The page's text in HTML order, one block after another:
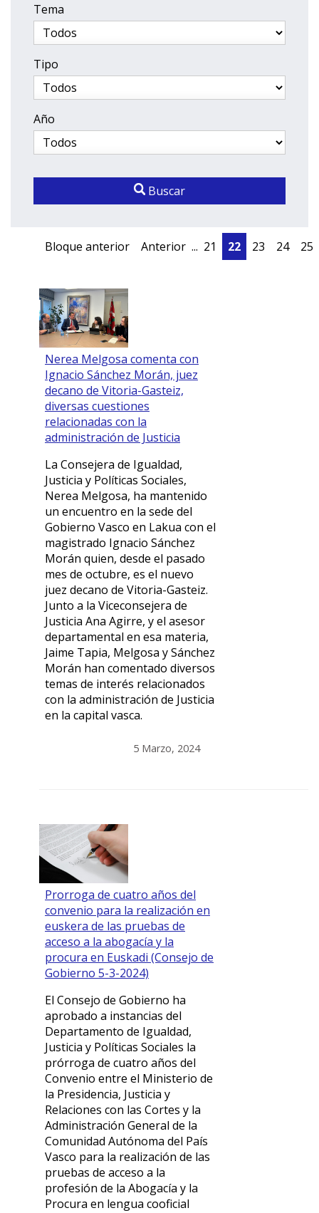
Tema
Tipo
Año
Buscar
Bloque anterior Anterior ... 21 22 23 24 25
Nerea Melgosa comenta con
Ignacio Sánchez Morán, juez
decano de Vitoria-Gasteiz,
diversas cuestiones
relacionadas con la
administración de Justicia
La Consejera de Igualdad,
Justicia y Políticas Sociales,
Nerea Melgosa, ha mantenido
un encuentro en la sede del
Gobierno Vasco en Lakua con el
magistrado Ignacio Sánchez
Morán quien, desde el pasado
mes de octubre, es el nuevo
juez decano de Vitoria-Gasteiz.
Junto a la Viceconsejera de
Justicia Ana Agirre, y el asesor
departamental en esa materia,
Jaime Tapia, Melgosa y Sánchez
Morán han comentado diversos
temas de interés relacionados
con la administración de Justicia
en la capital vasca.
5 Marzo, 2024
Prorroga de cuatro años del
convenio para la realización en
euskera de las pruebas de
acceso a la abogacía y la
procura en Euskadi (Consejo de
Gobierno 5-3-2024)
El Consejo de Gobierno ha
aprobado a instancias del
Departamento de Igualdad,
Justicia y Políticas Sociales la
prórroga de cuatro años del
Convenio entre el Ministerio de
la Presidencia, Justicia y
Relaciones con las Cortes y la
Administración General de la
Comunidad Autónoma del País
Vasco para la realización de las
pruebas de acceso a la
profesión de la Abogacía y la
Procura en lengua cooficial